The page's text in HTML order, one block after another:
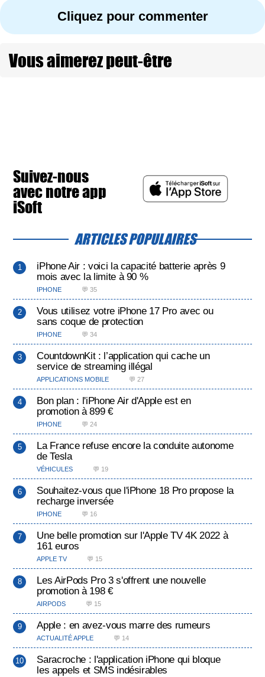
Cliquez pour commenter
Vous aimerez peut-être
Suivez-nous
avec notre app
iSoft
ARTICLES POPULAIRES
iPhone Air : voici la capacité batterie après 9
mois avec la limite à 90 %
IPHONE 💬 35
Vous utilisez votre iPhone 17 Pro avec ou
sans coque de protection
IPHONE 💬 34
CountdownKit : l’application qui cache un
service de streaming illégal
APPLICATIONS MOBILE 💬 27
Bon plan : l'iPhone Air d'Apple est en
promotion à 899 €
IPHONE 💬 24
La France refuse encore la conduite autonome
de Tesla
VÉHICULES 💬 19
Souhaitez-vous que l'iPhone 18 Pro propose la
recharge inversée
IPHONE 💬 16
Une belle promotion sur l'Apple TV 4K 2022 à
161 euros
APPLE TV 💬 15
Les AirPods Pro 3 s'offrent une nouvelle
promotion à 198 €
AIRPODS 💬 15
Apple : en avez-vous marre des rumeurs
ACTUALITÉ APPLE 💬 14
Saracroche : l'application iPhone qui bloque
les appels et SMS indésirables